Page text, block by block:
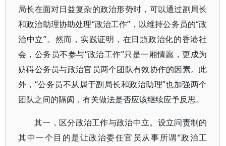
局长在面对日益复杂的政治形势时，可以通过副局长
和政治助理协助处理“政治工作”，以维持公务员的“政
治中立”。然而，实践证明，在日趋政治化的香港社
会，公务员不参与“政治工作”只是一厢情愿，更成为
妨碍公务员与政治官员两个团队有效协作的因素。此
外，“公务员不从属于副局长和政治助理”也加强两个
团队之间的隔阂，有关做法是否应该继续应予反思。
其一，区分政治工作与政治中立。设立问责制的
其中一个目的是让政治委任官员从事所谓“政治工